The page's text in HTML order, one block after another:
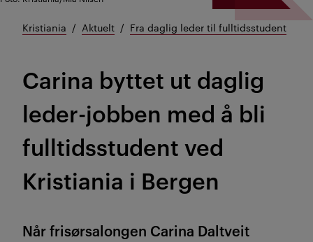
Kristiania Aktuelt Fra daglig leder til fulltidsstudent
Carina byttet ut daglig
leder-jobben med å bli
fulltidsstudent ved
Kristiania i Bergen
Når frisørsalongen Carina Daltveit